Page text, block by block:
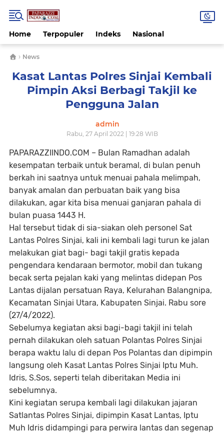
Home Terpopuler Indeks Nasional
› News
Kasat Lantas Polres Sinjai Kembali
Pimpin Aksi Berbagi Takjil ke
Pengguna Jalan
admin
Rabu, 27 April 2022 | 19:28 WIB
PAPARAZZIINDO.COM – Bulan Ramadhan adalah
kesempatan terbaik untuk beramal, di bulan penuh
berkah ini saatnya untuk menuai pahala melimpah,
banyak amalan dan perbuatan baik yang bisa
dilakukan, agar kita bisa menuai ganjaran pahala di
bulan puasa 1443 H.
Hal tersebut tidak di sia-siakan oleh personel Sat
Lantas Polres Sinjai, kali ini kembali lagi turun ke jalan
melakukan giat bagi- bagi takjil gratis kepada
pengendara kendaraan bermotor, mobil dan tukang
becak serta pejalan kaki yang melintas didepan Pos
Lantas dijalan persatuan Raya, Kelurahan Balangnipa,
Kecamatan Sinjai Utara, Kabupaten Sinjai. Rabu sore
(27/4/2022).
Sebelumya kegiatan aksi bagi-bagi takjil ini telah
pernah dilakukan oleh satuan Polantas Polres Sinjai
berapa waktu lalu di depan Pos Polantas dan dipimpin
langsung oleh Kasat Lantas Polres Sinjai Iptu Muh.
Idris, S.Sos, seperti telah diberitakan Media ini
sebelumnya.
Kini kegiatan serupa kembali lagi dilakukan jajaran
Satlantas Polres Sinjai, dipimpin Kasat Lantas, Iptu
Muh Idris didampingi para perwira lantas dan segenap